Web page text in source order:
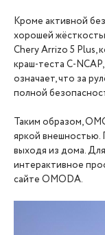
Кроме активной
хорошей
Chery Arrizo 5 Plus,
краш-теста C-
означает, что за
полной
Таким образом,
яркой внешностью.
выходя из дома.
интерактивное
сайте OMODA.